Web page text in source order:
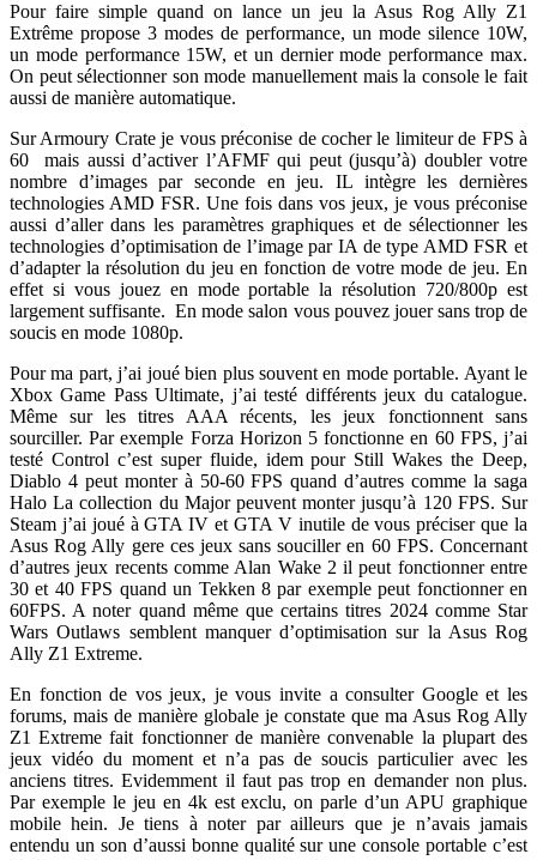
Pour faire simple quand on lance un jeu la Asus Rog Ally Z1
Extrême propose 3 modes de performance, un mode silence 10W,
un mode performance 15W, et un dernier mode performance max.
On peut sélectionner son mode manuellement mais la console le fait
aussi de manière automatique.
Sur Armoury Crate je vous préconise de cocher le limiteur de FPS à
60 mais aussi d’activer l’AFMF qui peut (jusqu’à) doubler votre
nombre d’images par seconde en jeu. IL intègre les dernières
technologies AMD FSR. Une fois dans vos jeux, je vous préconise
aussi d’aller dans les paramètres graphiques et de sélectionner les
technologies d’optimisation de l’image par IA de type AMD FSR et
d’adapter la résolution du jeu en fonction de votre mode de jeu. En
effet si vous jouez en mode portable la résolution 720/800p est
largement suffisante. En mode salon vous pouvez jouer sans trop de
soucis en mode 1080p.
Pour ma part, j’ai joué bien plus souvent en mode portable. Ayant le
Xbox Game Pass Ultimate, j’ai testé différents jeux du catalogue.
Même sur les titres AAA récents, les jeux fonctionnent sans
sourciller. Par exemple Forza Horizon 5 fonctionne en 60 FPS, j’ai
testé Control c’est super fluide, idem pour Still Wakes the Deep,
Diablo 4 peut monter à 50-60 FPS quand d’autres comme la saga
Halo La collection du Major peuvent monter jusqu’à 120 FPS. Sur
Steam j’ai joué à GTA IV et GTA V inutile de vous préciser que la
Asus Rog Ally gere ces jeux sans souciller en 60 FPS. Concernant
d’autres jeux recents comme Alan Wake 2 il peut fonctionner entre
30 et 40 FPS quand un Tekken 8 par exemple peut fonctionner en
60FPS. A noter quand même que certains titres 2024 comme Star
Wars Outlaws semblent manquer d’optimisation sur la Asus Rog
Ally Z1 Extreme.
En fonction de vos jeux, je vous invite a consulter Google et les
forums, mais de manière globale je constate que ma Asus Rog Ally
Z1 Extreme fait fonctionner de manière convenable la plupart des
jeux vidéo du moment et n’a pas de soucis particulier avec les
anciens titres. Evidemment il faut pas trop en demander non plus.
Par exemple le jeu en 4k est exclu, on parle d’un APU graphique
mobile hein. Je tiens à noter par ailleurs que je n’avais jamais
entendu un son d’aussi bonne qualité sur une console portable c’est